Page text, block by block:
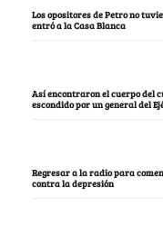
Los opositores de Petro no
entró a la Casa Blanca
Así encontraron el cuerpo del
escondido por un general del
Regresar a la radio para
contra la depresión